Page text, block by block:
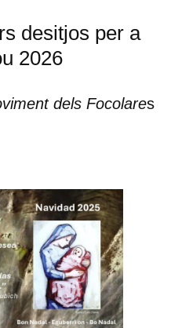
desitjos per a
2026
dels Focolares